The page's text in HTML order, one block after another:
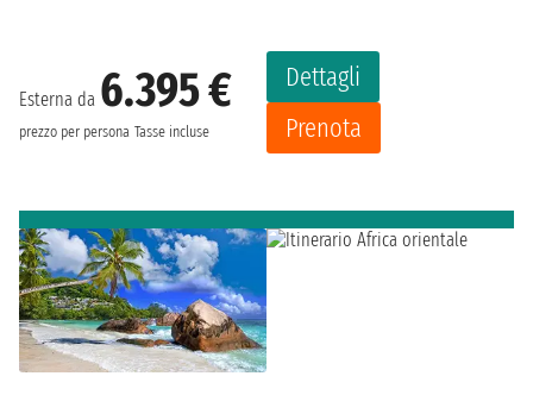
Esterna da 6.395 €
prezzo per persona Tasse incluse
Dettagli
Prenota